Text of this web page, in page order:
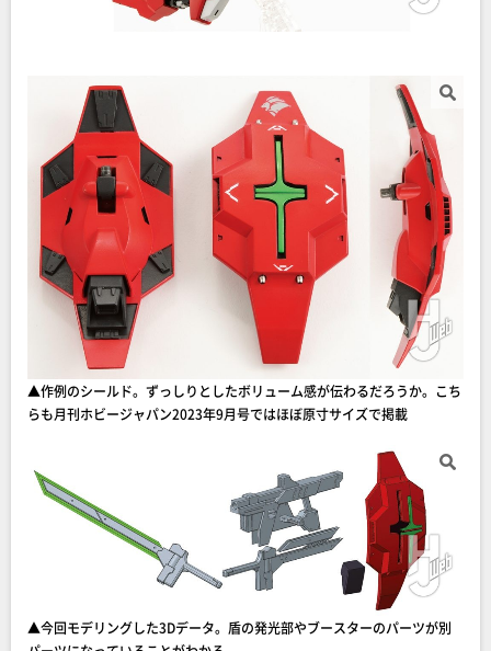
▲作例のシールド。ずっしりとしたボリューム感が伝わるだろうか。こち
らも月刊ホビージャパン2023年9月号ではほぼ原寸サイズで掲載
▲今回モデリングした3Dデータ。盾の発光部やブースターのパーツが別